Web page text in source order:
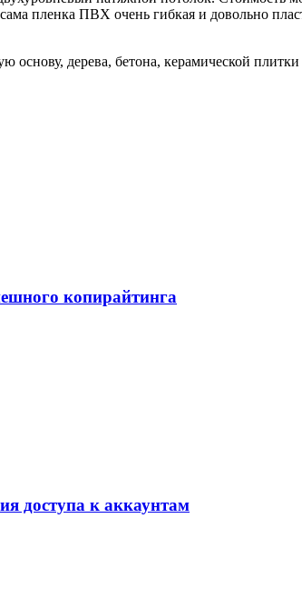
пленка ПВХ очень гибкая и довольно
дерева, бетона, керамической
копирайтинга
доступа к аккаунтам